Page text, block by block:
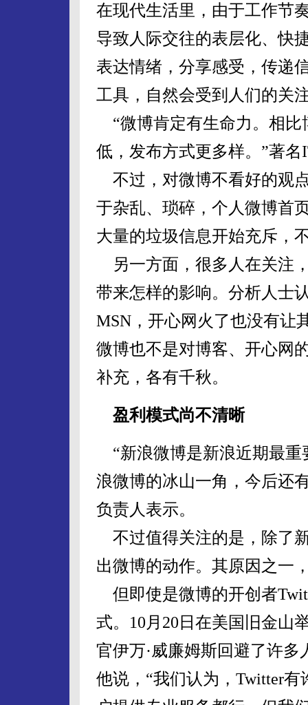
在现代生活里，由于工作节
导致人际交往的表层化、快
表达情绪，分享感受，传递
工具，自然会受到人们的关
“微博肯定有生命力。相比
低，发布方式更多样。”著
不过，对微博不看好的观
于杂乱、琐碎，个人微博首
大量的垃圾信息开始充斥，
另一方面，很多人在关注
带来怎样的影响。分析人士
MSN，开心网火了也没有让
微博也不是对博客、开心网
补充，各有千秋。
盈利模式尚不清晰
“新浪微博是新浪近期最重
浪微博的冰山一角，今后还
负责人表示。
不过值得关注的是，除了
出微博的动作。其原因之一
但即使是微博的开创者
式。10月20日在美国旧金山
官伊万·威廉姆斯回避了许
他说，“我们认为，Twitter